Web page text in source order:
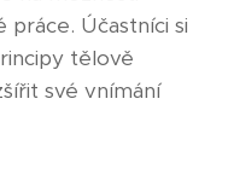
Účastníci si
tělově
své vnímání